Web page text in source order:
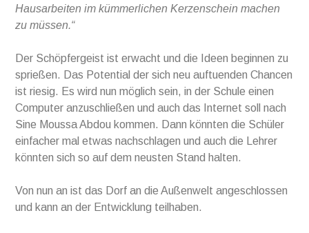
Hausarbeiten im kümmerlichen Kerzenschein machen
zu müssen.“
Der Schöpfergeist ist erwacht und die Ideen beginnen zu
sprießen. Das Potential der sich neu auftuenden Chancen
ist riesig. Es wird nun möglich sein, in der Schule einen
Computer anzuschließen und auch das Internet soll nach
Sine Moussa Abdou kommen. Dann könnten die Schüler
einfacher mal etwas nachschlagen und auch die Lehrer
könnten sich so auf dem neusten Stand halten.
Von nun an ist das Dorf an die Außenwelt angeschlossen
und kann an der Entwicklung teilhaben.